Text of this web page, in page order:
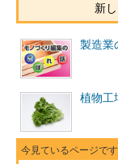
新
製造業
植物工